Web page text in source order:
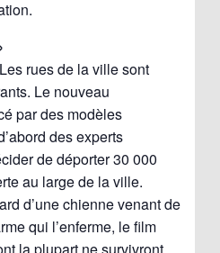
rues de la ville sont
Le nouveau
par des modèles
des experts
de déporter 30 000
au large de la ville.
d’une chienne venant de
qui l’enferme, le film
la plupart ne survivront